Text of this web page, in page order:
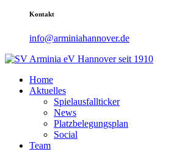
Kontakt
info@arminiahannover.de
Home
Aktuelles
Spielausfallticker
News
Platzbelegungsplan
Social
Team